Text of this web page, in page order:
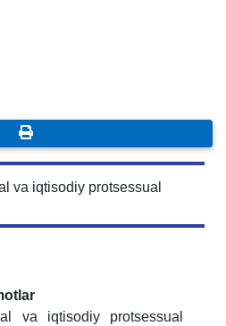
va iqtisodiy protsessual
va iqtisodiy protsessual